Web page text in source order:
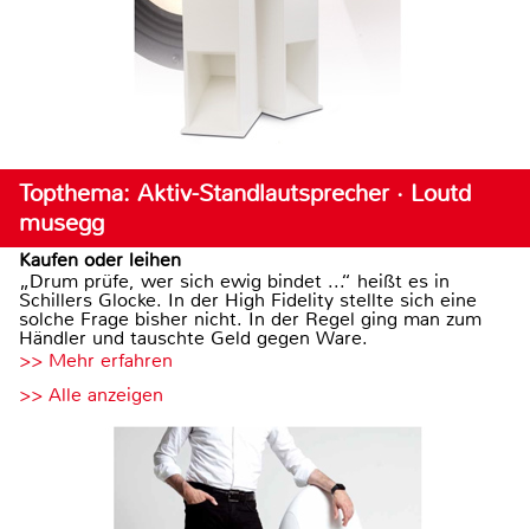
Topthema: Aktiv-Standlautsprecher · Loutd
musegg
Kaufen oder leihen
„Drum prüfe, wer sich ewig bindet ...“ heißt es in
Schillers Glocke. In der High Fidelity stellte sich eine
solche Frage bisher nicht. In der Regel ging man zum
Händler und tauschte Geld gegen Ware.
>> Mehr erfahren
>> Alle anzeigen